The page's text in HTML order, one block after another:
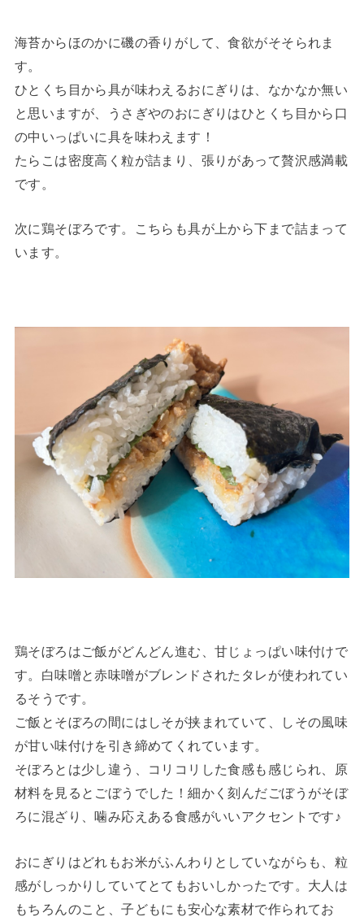
海苔からほのかに磯の香りがして、食欲がそそられま
す。
ひとくち目から具が味わえるおにぎりは、なかなか無い
と思いますが、うさぎやのおにぎりはひとくち目から口
の中いっぱいに具を味わえます！
たらこは密度高く粒が詰まり、張りがあって贅沢感満載
です。
次に鶏そぼろです。こちらも具が上から下まで詰まって
います。
鶏そぼろはご飯がどんどん進む、甘じょっぱい味付けで
す。白味噌と赤味噌がブレンドされたタレが使われてい
るそうです。
ご飯とそぼろの間にはしそが挟まれていて、しその風味
が甘い味付けを引き締めてくれています。
そぼろとは少し違う、コリコリした食感も感じられ、原
材料を見るとごぼうでした！細かく刻んだごぼうがそぼ
ろに混ざり、噛み応えある食感がいいアクセントです♪
おにぎりはどれもお米がふんわりとしていながらも、粒
感がしっかりしていてとてもおいしかったです。大人は
もちろんのこと、子どもにも安心な素材で作られてお